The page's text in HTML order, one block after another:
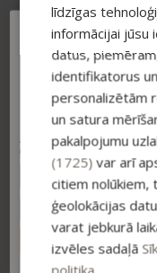
Vismaņi k-5,
+371 20626606
līdzīgas
informācijai jūsu
datus,
identifikatorus
personalizētām
un satura
pakalpojumu
(1725) var arī
citiem
ģeolokācijas
varat jebkurā
izvēles sadaļā
TAVAM
PIRKUMAM
-15% ATLAIDE!
Pieraksties jaunumiem un
atlaidi savam pirmajam
Atlaide summējas ar esošajiem
pirkumiem virs 25 €